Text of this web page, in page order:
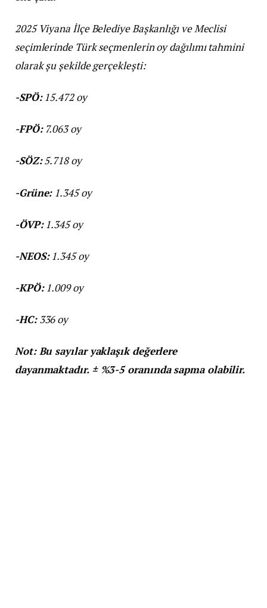
2025 Viyana İlçe Belediye Başkanlığı ve Meclisi
seçimlerinde Türk seçmenlerin oy dağılımı tahmini
olarak şu şekilde gerçekleşti:
-SPÖ:15.472 oy
-FPÖ:7.063 oy
-SÖZ:5.718 oy
-Grüne:1.345 oy
-ÖVP:1.345 oy
-NEOS:1.345 oy
-KPÖ:1.009 oy
-HC:336 oy
Not: Bu sayılar yaklaşık değerlere
dayanmaktadır. ± %3-5 oranında sapma olabilir.